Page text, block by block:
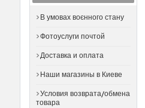
В умовах воєнного стану
Фотоуслуги почтой
Доставка и оплата
Наши магазины в Киеве
Условия возврата/обмена
товара